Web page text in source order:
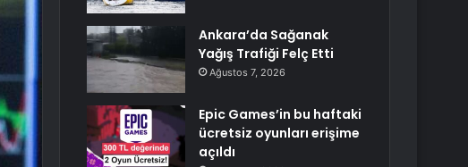
Ankara’da Sağanak
Yağış Trafiği Felç Etti
Ağustos 7, 2026
Epic Games’in bu haftaki
ücretsiz oyunları erişime
açıldı